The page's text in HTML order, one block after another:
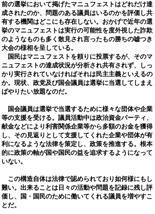
前の選挙において掲げたマニュフェストはどれだけ達
成されたのか、問題のある議員はいるのかを評価し共
有する機関はどこにも存在しない。おかげで近年の選
挙のマニュフェストは実行の可能性を度外視した詐欺
のようなものも多く散見され言ったもの勝ちの嘘つき
大会の様相を呈している。
国民はマニュフェストを頼りに投票するが、そのマ
ニュフェストの達成状況が分析され共有されず、しっ
かり実行されていなければそれは民主主義といえるの
か。現状、政党及び国会議員は選挙に当選してしまえ
ばやりたい放題なのだ。
国会議員は選挙で当選するために様々な団体や企業
等の支援を受ける。議員活動中は政治資金パーティ、
献金などにより利害関係企業等から多額のお金を獲得
し、その見返りとして支援してくれた企業や団体が有
利になるような法律を策定し、政策を推進する。根本
的に政策の軸が国や国民の益を追求するようになって
いない。
​ この構造自体は法律で認められており如何様にもし
難い。出来ることは日々の活動や問題を記録に残し評
価し、国・国民のために働いてくれる議員を増やすこ
とだ。